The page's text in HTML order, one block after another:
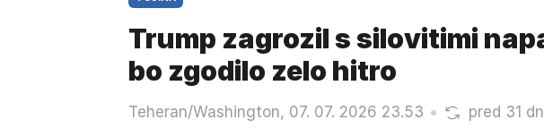
Trump zagrozil s silovitimi
bo zgodilo zelo hitro
Teheran/Washington, 07. 07. 2026 23.53 pred 31